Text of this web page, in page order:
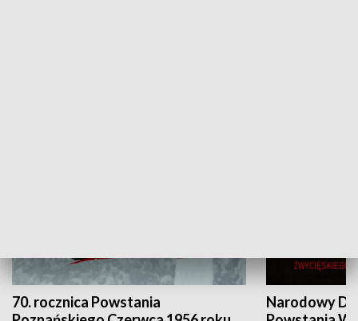
70. rocznica Powstania
Narodowy